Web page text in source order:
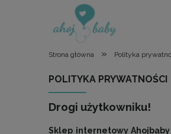
Strona główna » Polityka
POLITYKA PRYWATNOŚCI
Drogi użytkowniku!
Sklep internetowy